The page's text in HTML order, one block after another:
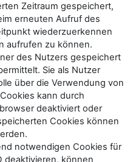
Zeitraum gespeichert,
erneuten Aufruf des
wiederzuerkennen
aufrufen zu können.
des Nutzers gespeichert
Sie als Nutzer
über die Verwendung von
kann durch
deaktiviert oder
Cookies können
notwendigen Cookies für
deaktivieren, können